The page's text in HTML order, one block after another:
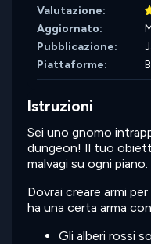
Valutazione:
Aggiornato:
Pubblicazione:
Piattaforme:
Istruzioni
Sei uno gnomo
dungeon! Il tuo
malvagi su ogni
Dovrai creare armi
ha una certa arma
Gli alberi rossi